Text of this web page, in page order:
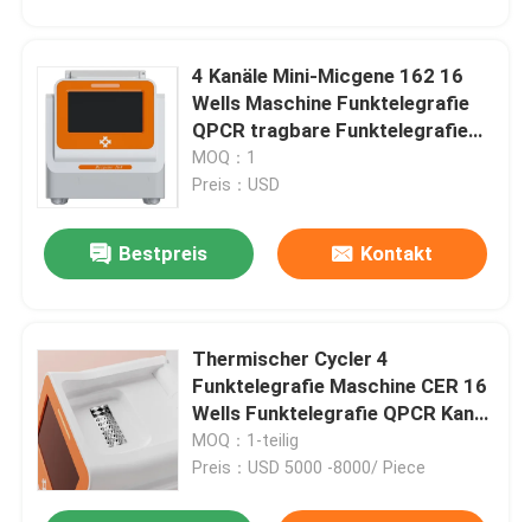
4 Kanäle Mini-Micgene 162 16
Wells Maschine Funktelegrafie
QPCR tragbare Funktelegrafie
PCR-Maschine
MOQ：1
Preis：USD
Bestpreis Kontakt
Thermischer Cycler 4
Funktelegrafie Maschine CER 16
Wells Funktelegrafie QPCR Kanal
Mini For Hospital PCR
MOQ：1-teilig
Preis：USD 5000 -8000/ Piece